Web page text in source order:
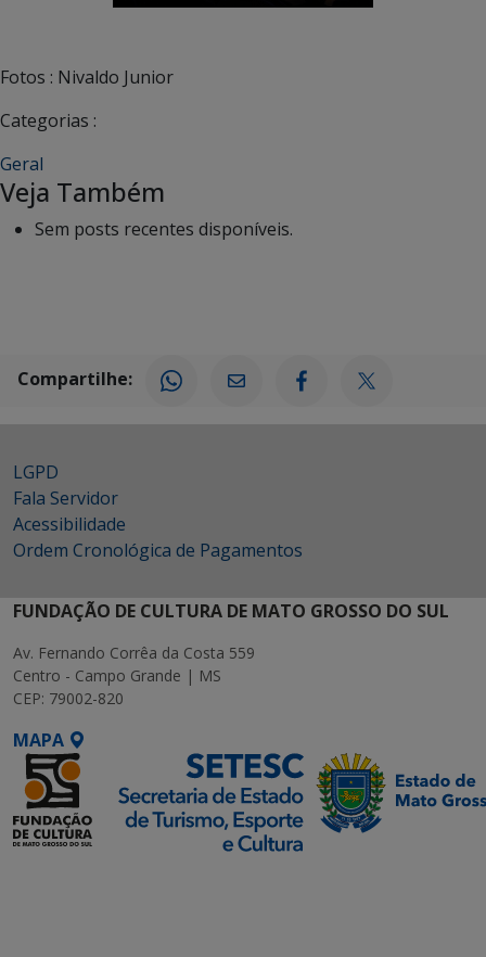
Fotos : Nivaldo Junior
Categorias :
Geral
Veja Também
Sem posts recentes disponíveis.
Compartilhe:
LGPD
Fala Servidor
Acessibilidade
Ordem Cronológica de Pagamentos
FUNDAÇÃO DE CULTURA DE MATO GROSSO DO SUL
Av. Fernando Corrêa da Costa 559
Centro - Campo Grande | MS
CEP: 79002-820
MAPA